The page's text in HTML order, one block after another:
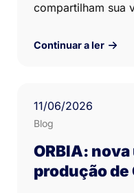
compartilham sua
Continuar a ler
11/06/2026
Blog
ORBIA:
produção de